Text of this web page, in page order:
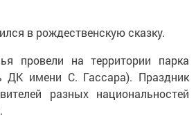
в рождественскую сказку.
провели на территории парка
ДК имени С. Гассара). Праздник
разных национальностей